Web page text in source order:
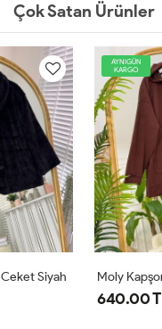
Çok Satan Ürünler
Ceket Siyah
AYNIGÜN
KARGO
Moly
640.00